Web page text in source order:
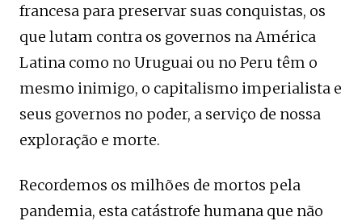
francesa para preservar suas conquistas, os
que lutam contra os governos na América
Latina como no Uruguai ou no Peru têm o
mesmo inimigo, o capitalismo imperialista e
seus governos no poder, a serviço de nossa
exploração e morte.
Recordemos os milhões de mortos pela
pandemia, esta catástrofe humana que não